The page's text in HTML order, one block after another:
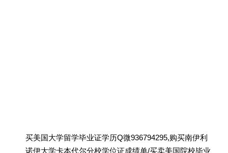
买美国大学留学毕业证学历Q微936794295,购买南伊利
诺伊大学卡本代尔分校学位证成绩单/买卖美国院校毕业